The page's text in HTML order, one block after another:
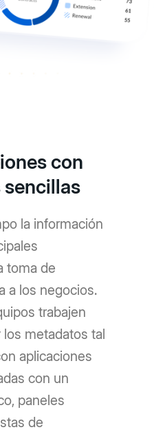
con
la información
toma de
a los negocios.
trabajen
metadatos tal
aplicaciones
con un
paneles
de